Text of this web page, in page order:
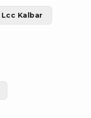
Lcc Kalbar